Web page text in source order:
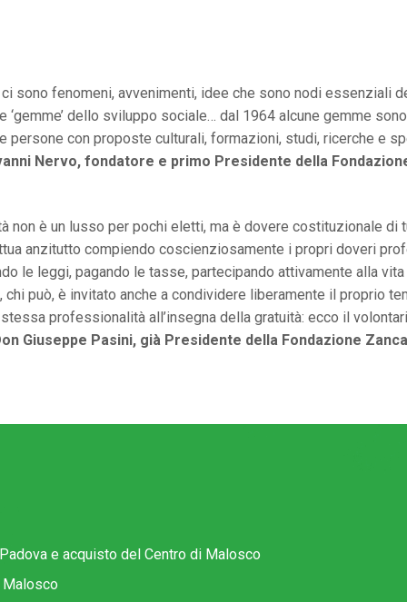
sono fenomeni, avvenimenti, idee che sono nodi essenziali
‘gemme’ dello sviluppo sociale… dal 1964 alcune gemme
persone con proposte culturali, formazioni, studi, ricerche e
Nervo, fondatore e primo Presidente della
non è un lusso per pochi eletti, ma è dovere costituzionale di
anzitutto compiendo coscienziosamente i propri doveri
le leggi, pagando le tasse, partecipando attivamente alla
chi può, è invitato anche a condividere liberamente il proprio
professionalità all’insegna della gratuità: ecco il
Giuseppe Pasini, già Presidente della Fondazione
e acquisto del Centro di Malosco